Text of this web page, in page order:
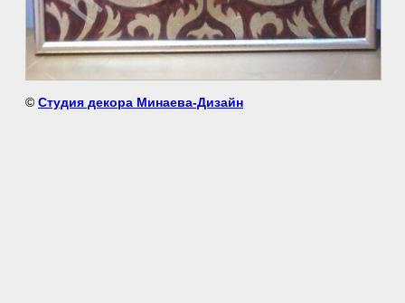
© Студия декора Минаева-Дизайн